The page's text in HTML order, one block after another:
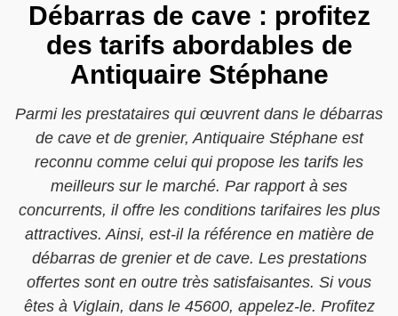
Débarras de cave : profitez
des tarifs abordables de
Antiquaire Stéphane
Parmi les prestataires qui œuvrent dans le débarras
de cave et de grenier, Antiquaire Stéphane est
reconnu comme celui qui propose les tarifs les
meilleurs sur le marché. Par rapport à ses
concurrents, il offre les conditions tarifaires les plus
attractives. Ainsi, est-il la référence en matière de
débarras de grenier et de cave. Les prestations
offertes sont en outre très satisfaisantes. Si vous
êtes à Viglain, dans le 45600, appelez-le. Profitez